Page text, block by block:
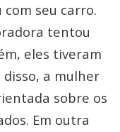
seu carro.
tentou
eles tiveram
a mulher
sobre os
Em outra